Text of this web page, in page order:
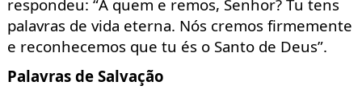
respondeu: “A quem e remos, Senhor? Tu tens
palavras de vida eterna. Nós cremos firmemente
e reconhecemos que tu és o Santo de Deus”.
Palavras de Salvação